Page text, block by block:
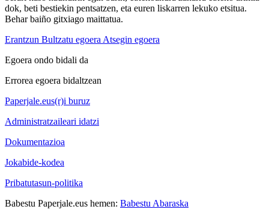
dok, beti bestiekin pentsatzen, eta euren liskarren lekuko etsitua.
Behar baiño gitxiago maittatua.
Erantzun Bultzatu egoera Atsegin egoera
Egoera ondo bidali da
Errorea egoera bidaltzean
Paperjale.eus(r)i buruz
Administratzaileari idatzi
Dokumentazioa
Jokabide-kodea
Pribatutasun-politika
Babestu Paperjale.eus hemen: Babestu Abaraska